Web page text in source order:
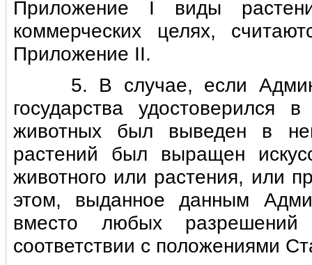
Приложение I виды
коммерческих целях,
Приложение II.
5. В случае, если
государства
животных был выведен в
растений был выращен
животного или растения, или
этом, выданное данным
вместо любых
соответствии с положениями